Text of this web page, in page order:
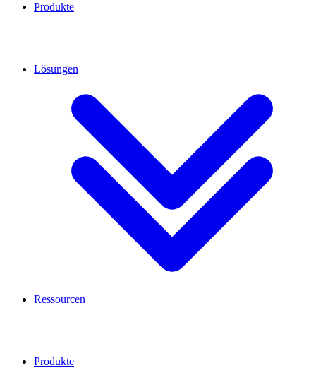
Produkte
Ressourcen
Lösungen
Produkte